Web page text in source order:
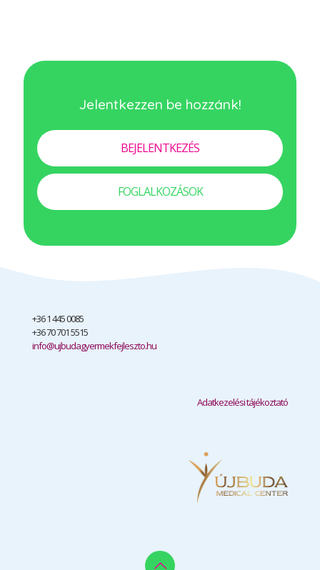
Jelentkezzen be hozzánk!
BEJELENTKEZÉS
FOGLALKOZÁSOK
+36 1 445 0085
+36 70 701 5515
info@ujbudagyermekfejleszto.hu
Adatkezelési tájékoztató